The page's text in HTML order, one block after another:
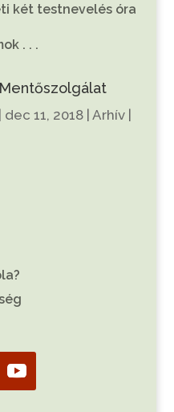
két testnevelés óra
. . .
| dec 11, 2018| Arhív|